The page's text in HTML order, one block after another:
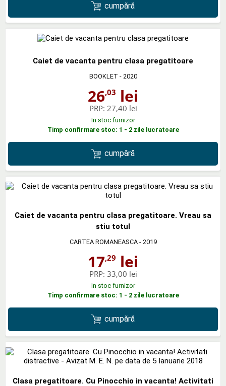
cumpără
Caiet de vacanta pentru clasa pregatitoare
BOOKLET - 2020
26,03 lei
PRP: 27,40 lei
In stoc furnizor
Timp confirmare stoc: 1 - 2 zile lucratoare
cumpără
Caiet de vacanta pentru clasa pregatitoare. Vreau sa
stiu totul
CARTEA ROMANEASCA- 2019
17,29 lei
PRP: 33,00 lei
In stoc furnizor
Timp confirmare stoc: 1 - 2 zile lucratoare
cumpără
Clasa pregatitoare. Cu Pinocchio in vacanta! Activitati